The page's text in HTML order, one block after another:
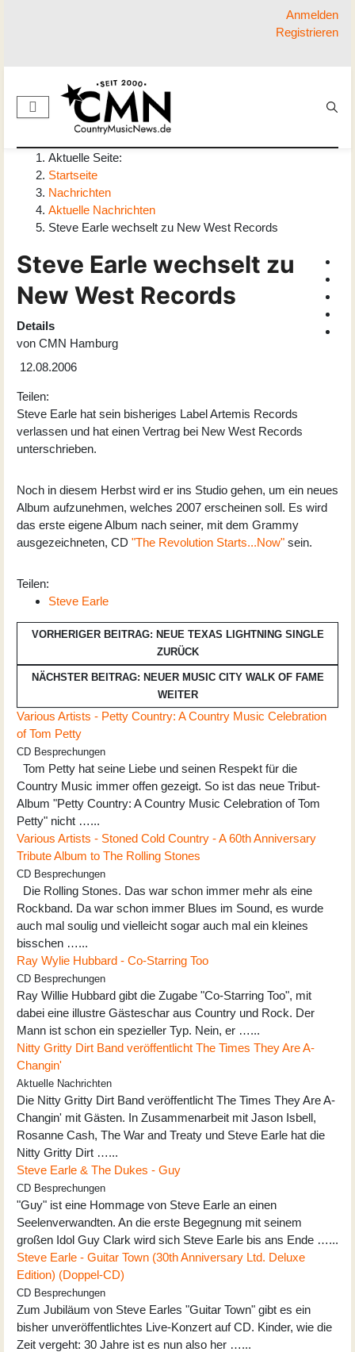
Anmelden
Registrieren
Aktuelle Seite:
Startseite
Nachrichten
Aktuelle Nachrichten
Steve Earle wechselt zu New West Records
Steve Earle wechselt zu
New West Records
Details
von CMN Hamburg
12.08.2006
Teilen:
Steve Earle hat sein bisheriges Label Artemis Records
verlassen und hat einen Vertrag bei New West Records
unterschrieben.
Noch in diesem Herbst wird er ins Studio gehen, um ein neues
Album aufzunehmen, welches 2007 erscheinen soll. Es wird
das erste eigene Album nach seiner, mit dem Grammy
ausgezeichneten, CD "The Revolution Starts...Now" sein.
Teilen:
Steve Earle
VORHERIGER BEITRAG: NEUE TEXAS LIGHTNING SINGLE
ZURÜCK
NÄCHSTER BEITRAG: NEUER MUSIC CITY WALK OF FAME
WEITER
Various Artists - Petty Country: A Country Music Celebration
of Tom Petty
CD Besprechungen
Tom Petty hat seine Liebe und seinen Respekt für die
Country Music immer offen gezeigt. So ist das neue Tribut-
Album "Petty Country: A Country Music Celebration of Tom
Petty" nicht …...
Various Artists - Stoned Cold Country - A 60th Anniversary
Tribute Album to The Rolling Stones
CD Besprechungen
Die Rolling Stones. Das war schon immer mehr als eine
Rockband. Da war schon immer Blues im Sound, es wurde
auch mal soulig und vielleicht sogar auch mal ein kleines
bisschen …...
Ray Wylie Hubbard - Co-Starring Too
CD Besprechungen
Ray Willie Hubbard gibt die Zugabe "Co-Starring Too", mit
dabei eine illustre Gästeschar aus Country und Rock. Der
Mann ist schon ein spezieller Typ. Nein, er …...
Nitty Gritty Dirt Band veröffentlicht The Times They Are A-
Changin'
Aktuelle Nachrichten
Die Nitty Gritty Dirt Band veröffentlicht The Times They Are A-
Changin' mit Gästen. In Zusammenarbeit mit Jason Isbell,
Rosanne Cash, The War and Treaty und Steve Earle hat die
Nitty Gritty Dirt …...
Steve Earle & The Dukes - Guy
CD Besprechungen
"Guy" ist eine Hommage von Steve Earle an einen
Seelenverwandten. An die erste Begegnung mit seinem
großen Idol Guy Clark wird sich Steve Earle bis ans Ende …...
Steve Earle - Guitar Town (30th Anniversary Ltd. Deluxe
Edition) (Doppel-CD)
CD Besprechungen
Zum Jubiläum von Steve Earles "Guitar Town" gibt es ein
bisher unveröffentlichtes Live-Konzert auf CD. Kinder, wie die
Zeit vergeht: 30 Jahre ist es nun also her …...